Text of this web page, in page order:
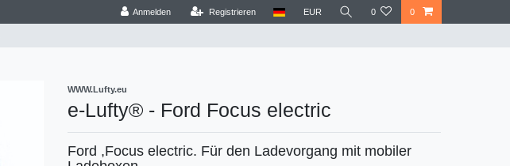
Anmelden Registrieren EUR 0 0
WWW.Lufty.eu
e-Lufty® - Ford Focus electric
Ford ,Focus electric. Für den Ladevorgang mit mobiler